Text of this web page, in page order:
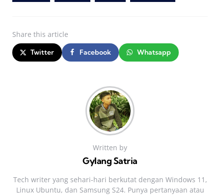
Share this article
Twitter Facebook Whatsapp
Written by
Gylang Satria
Tech writer yang sehari‑hari berkutat dengan Windows 11,
Linux Ubuntu, dan Samsung S24. Punya pertanyaan atau